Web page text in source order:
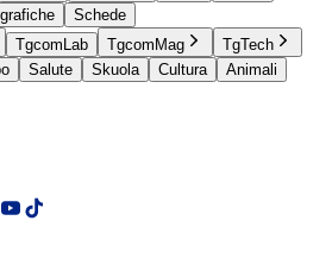
Schede
TgcomLab TgcomMag
TgTech
Salute Skuola Cultura
Animali